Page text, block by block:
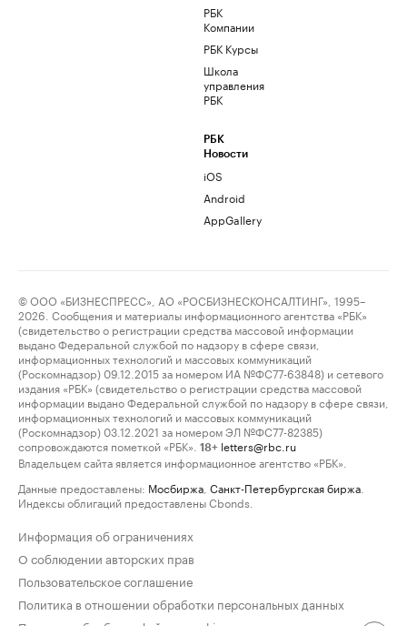
РБК
Компании
РБК Курсы
Школа
управления
РБК
РБК
Новости
iOS
Android
AppGallery
© ООО «БИЗНЕСПРЕСС», АО «РОСБИЗНЕСКОНСАЛТИНГ», 1995–
2026. Сообщения и материалы информационного агентства «РБК»
(свидетельство о регистрации средства массовой информации
выдано Федеральной службой по надзору в сфере связи,
информационных технологий и массовых коммуникаций
(Роскомнадзор) 09.12.2015 за номером ИА №ФС77-63848) и сетевого
издания «РБК» (свидетельство о регистрации средства массовой
информации выдано Федеральной службой по надзору в сфере связи,
информационных технологий и массовых коммуникаций
(Роскомнадзор) 03.12.2021 за номером ЭЛ №ФС77-82385)
сопровождаются пометкой «РБК».
18+ letters@rbc.ru
Владельцем сайта является информационное агентство «РБК».
Данные предоставлены: Мосбиржа Санкт-Петербургская биржа
Индексы облигаций предоставлены Cbonds.
Информация об ограничениях
О соблюдении авторских прав
Пользовательское соглашение
Политика в отношении обработки персональных данных